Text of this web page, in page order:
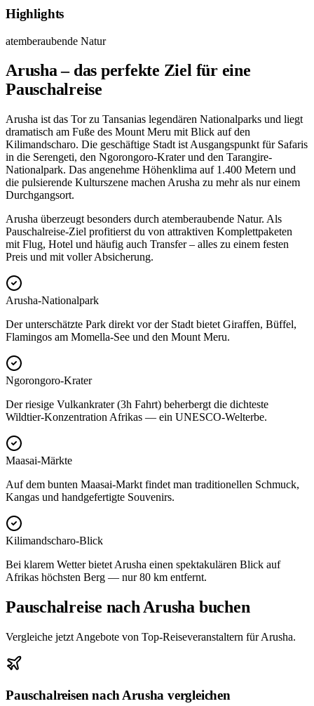
Highlights
atemberaubende Natur
Arusha – das perfekte Ziel für eine
Pauschalreise
Arusha ist das Tor zu Tansanias legendären Nationalparks und liegt
dramatisch am Fuße des Mount Meru mit Blick auf den
Kilimandscharo. Die geschäftige Stadt ist Ausgangspunkt für Safaris
in die Serengeti, den Ngorongoro-Krater und den Tarangire-
Nationalpark. Das angenehme Höhenklima auf 1.400 Metern und
die pulsierende Kulturszene machen Arusha zu mehr als nur einem
Durchgangsort.
Arusha überzeugt besonders durch atemberaubende Natur. Als
Pauschalreise-Ziel profitierst du von attraktiven Komplettpaketen
mit Flug, Hotel und häufig auch Transfer – alles zu einem festen
Preis und mit voller Absicherung.
Arusha-Nationalpark
Der unterschätzte Park direkt vor der Stadt bietet Giraffen, Büffel,
Flamingos am Momella-See und den Mount Meru.
Ngorongoro-Krater
Der riesige Vulkankrater (3h Fahrt) beherbergt die dichteste
Wildtier-Konzentration Afrikas — ein UNESCO-Welterbe.
Maasai-Märkte
Auf dem bunten Maasai-Markt findet man traditionellen Schmuck,
Kangas und handgefertigte Souvenirs.
Kilimandscharo-Blick
Bei klarem Wetter bietet Arusha einen spektakulären Blick auf
Afrikas höchsten Berg — nur 80 km entfernt.
Pauschalreise nach Arusha buchen
Vergleiche jetzt Angebote von Top-Reiseveranstaltern für Arusha.
Pauschalreisen nach Arusha vergleichen